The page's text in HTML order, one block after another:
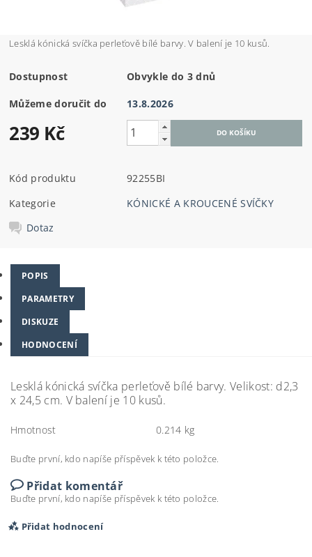
Lesklá kónická svíčka perleťově bílé barvy. V balení je 10 kusů.
Dostupnost Obvykle do 3 dnů
Můžeme doručit do 13.8.2026
239 Kč
Kód produktu
92255BI
Kategorie
KÓNICKÉ A KROUCENÉ SVÍČKY
Dotaz
POPIS
PARAMETRY
DISKUZE
HODNOCENÍ
Lesklá kónická svíčka perleťově bílé barvy. Velikost: d2,3
x 24,5 cm. V balení je 10 kusů.
Hmotnost 0.214 kg
Buďte první, kdo napíše příspěvek k této položce.
Přidat komentář
Buďte první, kdo napíše příspěvek k této položce.
Přidat hodnocení